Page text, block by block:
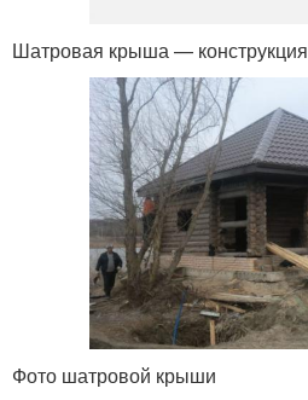
Шатровая крыша — конструкция
Фото шатровой крыши